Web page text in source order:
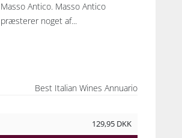
Masso Antico. Masso Antico
præsterer noget af...
Best Italian Wines Annuario
129,95 DKK